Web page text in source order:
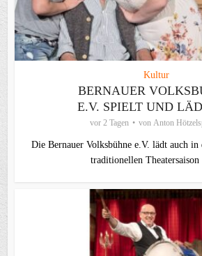
Kultur
BERNAUER
E.V. SPIELT UND
vor 2 Tagen von Anton
Die Bernauer Volksbühne e.V. lädt auch in
traditionellen Theater­saison